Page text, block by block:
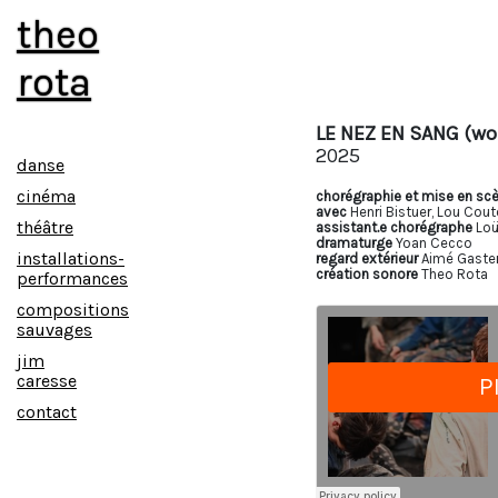
theo
rota
danse
cinéma
théâtre
installations-
performances
compositions
sauvages
jim
caresse
contact
LE NEZ EN SANG
2025
chorégraphie et mise en
avec Henri Bistuer, Lou
assistant.e chorégraphe
dramaturge Yoan Cecco
regard extérieurAimé
création sonore Theo Rota